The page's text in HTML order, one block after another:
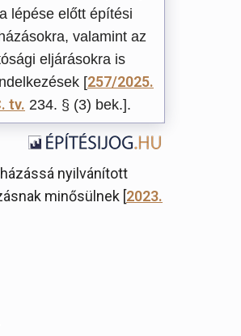
lépése előtt építési
valamint az
eljárásokra is
[257/2025.
tv. 234. § (3) bek.].
nyilvánított
minősülnek [2023.